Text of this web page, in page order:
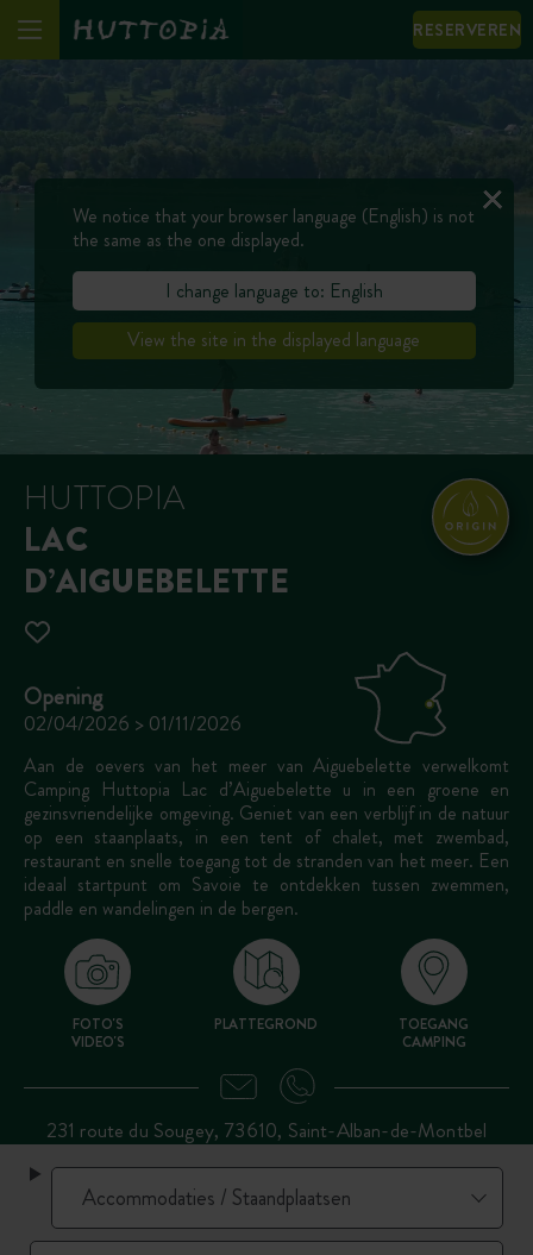
RESERVEREN
HUTTOPIA
LAC
D’AIGUEBELETTE
Opening
02/04/2026 > 01/11/2026
Aan de oevers van het meer van Aiguebelette verwelkomt
Camping Huttopia Lac d’Aiguebelette u in een groene en
gezinsvriendelijke omgeving. Geniet van een verblijf in de natuur
op een staanplaats, in een tent of chalet, met zwembad,
restaurant en snelle toegang tot de stranden van het meer. Een
ideaal startpunt om Savoie te ontdekken tussen zwemmen,
paddle en wandelingen in de bergen.
FOTO'S
VIDEO'S
PLATTEGROND
TOEGANG
CAMPING
231 route du Sougey, 73610, Saint-Alban-de-Montbel
We notice that your browser language (English) is not
the same as the one displayed.
I change language to: English
View the site in the displayed language